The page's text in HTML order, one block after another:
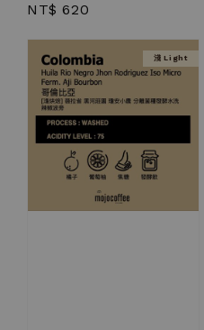
Regular
NT$ 620
淺 Light